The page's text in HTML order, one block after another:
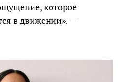
которое
в движении», —